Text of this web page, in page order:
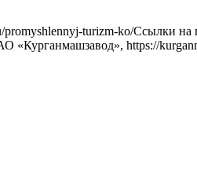
turizm-ko/Ссылки
https://